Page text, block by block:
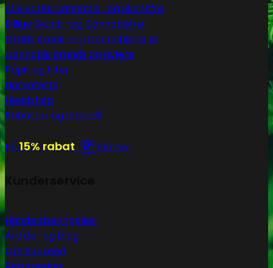
Alle vores Cannabis -og Skunkfrø
Billige Skunk -og Cannabisfrø
Gratis Skunk -og Cannabisfrø 🌿
Cannabis brands og avlere
Papir og filter
Narkotests
Headshop
Rabatter og tilbud💰
Få 15% rabat 💸 Klik her
Handelsbetingelser
Artikler og blog
Om Subseed